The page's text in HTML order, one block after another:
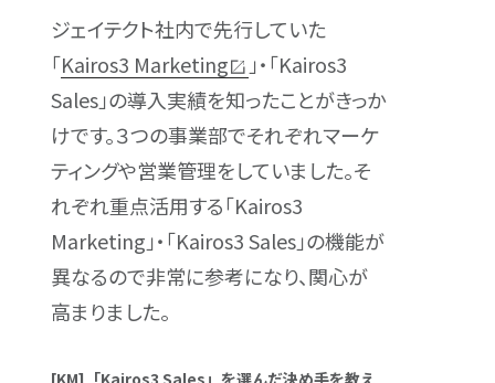
ジェイテクト社内で先行していた
「Kairos3 Marketing
」・「Kairos3
Sales」の導入実績を知ったことがきっか
けです。３つの事業部でそれぞれマーケ
ティングや営業管理をしていました。そ
れぞれ重点活用する「Kairos3
Marketing」・「Kairos3 Sales」の機能が
異なるので非常に参考になり、関心が
高まりました。